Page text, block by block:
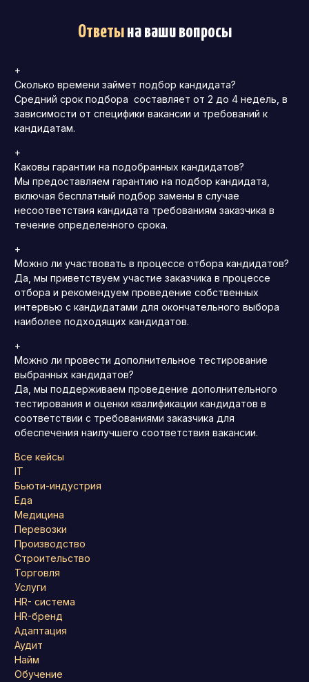
Ответына ваши вопросы
+
Сколько времени займет подбор кандидата?
Средний срок подбора составляет от 2 до 4 недель, в
зависимости от специфики вакансии и требований к
кандидатам.
+
Каковы гарантии на подобранных кандидатов?
Мы предоставляем гарантию на подбор кандидата,
включая бесплатный подбор замены в случае
несоответствия кандидата требованиям заказчика в
течение определенного срока.
+
Можно ли участвовать в процессе отбора кандидатов?
Да, мы приветствуем участие заказчика в процессе
отбора и рекомендуем проведение собственных
интервью с кандидатами для окончательного выбора
наиболее подходящих кандидатов.
+
Можно ли провести дополнительное тестирование
выбранных кандидатов?
Да, мы поддерживаем проведение дополнительного
тестирования и оценки квалификации кандидатов в
соответствии с требованиями заказчика для
обеспечения наилучшего соответствия вакансии.
Все кейсы
IT
Бьюти-индустрия
Еда
Медицина
Перевозки
Производство
Строительство
Торговля
Услуги
HR- система
HR-бренд
Адаптация
Аудит
Найм
Обучение